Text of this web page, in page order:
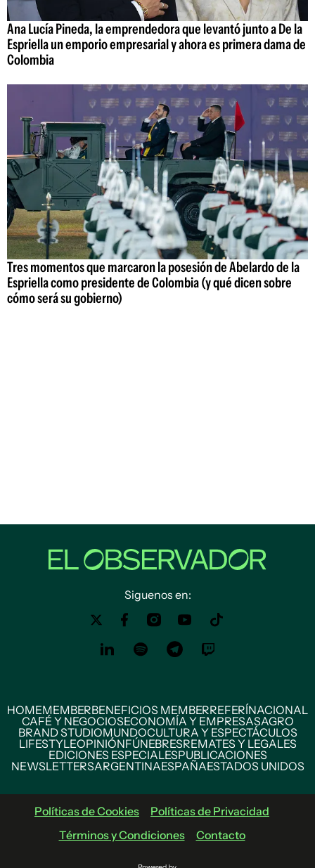
Ana Lucía Pineda, la emprendedora que levantó junto a De la
Espriella un emporio empresarial y ahora es primera dama de
Colombia
Tres momentos que marcaron la posesión de Abelardo de la
Espriella como presidente de Colombia (y qué dicen sobre
cómo será su gobierno)
Siguenos en:
HOMEMEMBERBENEFICIOS MEMBERREFERÍNACIONAL
CAFÉ Y NEGOCIOSECONOMÍA Y EMPRESASAGRO
BRAND STUDIOMUNDOCULTURA Y ESPECTÁCULOS
LIFESTYLEOPINIÓNFÚNEBRESREMATES Y LEGALES
EDICIONES ESPECIALESPUBLICACIONES
NEWSLETTERSARGENTINAESPAÑAESTADOS UNIDOS
Políticas de Cookies
Políticas de Privacidad
Términos y Condiciones
Contacto